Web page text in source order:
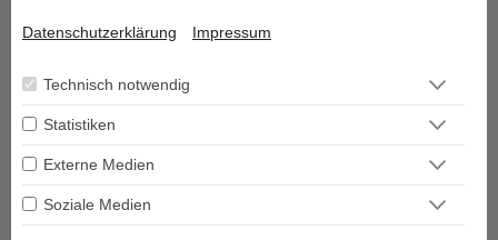
Tarot & Kartenlegen
Hellsehen & Wahrsagen
Astrologie & Horoskope
Liebe & Partnerschaft
Datenschutzerklärung Impressum
Technisch notwendig
Statistiken
Externe Medien
Soziale Medien